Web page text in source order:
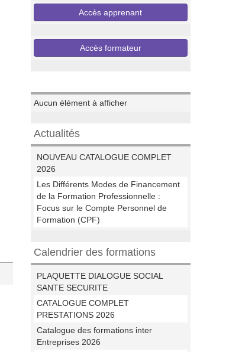
Accès apprenant
Accès formateur
Aucun élément à afficher
Actualités
NOUVEAU CATALOGUE COMPLET
2026
Les Différents Modes de Financement
de la Formation Professionnelle :
Focus sur le Compte Personnel de
Formation (CPF)
Calendrier des formations
PLAQUETTE DIALOGUE SOCIAL
SANTE SECURITE
CATALOGUE COMPLET
PRESTATIONS 2026
Catalogue des formations inter
Entreprises 2026